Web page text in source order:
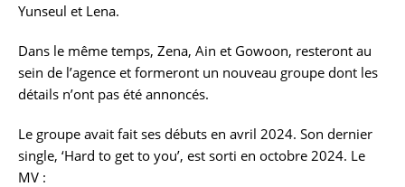
Yunseul et Lena.
Dans le même temps, Zena, Ain et Gowoon, resteront au
sein de l’agence et formeront un nouveau groupe dont les
détails n’ont pas été annoncés.
Le groupe avait fait ses débuts en avril 2024. Son dernier
single, ‘Hard to get to you’, est sorti en octobre 2024. Le
MV :